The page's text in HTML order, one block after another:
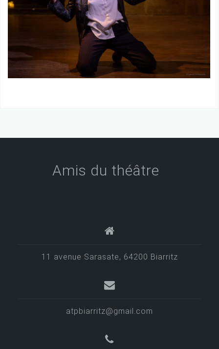
Amis du théâtre
11 avenue Sarasate, 64200 Biarritz
atpbiarritz@gmail.com